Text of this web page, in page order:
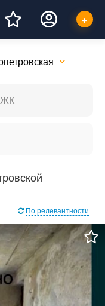
По релевантности